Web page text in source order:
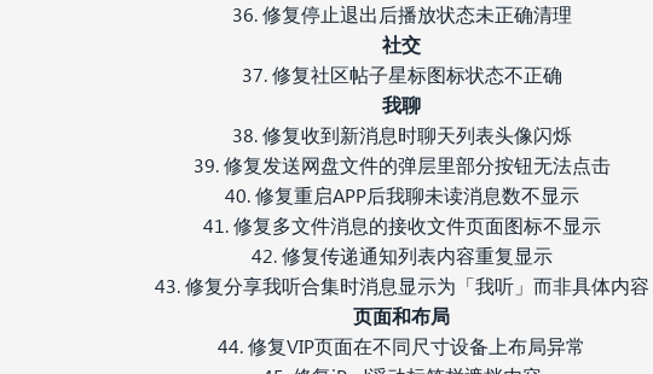
36. 修复停止退出后播放状态未正确清理
社交
37. 修复社区帖子星标图标状态不正确
我聊
38. 修复收到新消息时聊天列表头像闪烁
39. 修复发送网盘文件的弹层里部分按钮无法点击
40. 修复重启APP后我聊未读消息数不显示
41. 修复多文件消息的接收文件页面图标不显示
42. 修复传递通知列表内容重复显示
43. 修复分享我听合集时消息显示为「我听」而非具体内容
页面和布局
44. 修复VIP页面在不同尺寸设备上布局异常